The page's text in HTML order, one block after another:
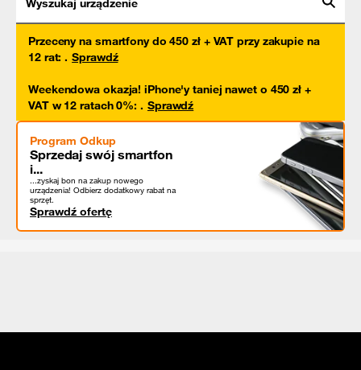
Wyszukaj urządzenie
Przeceny na smartfony do 450 zł + VAT przy zakupie na
12 rat: . Sprawdź
Weekendowa okazja! iPhone'y taniej nawet o 450 zł +
VAT w 12 ratach 0%: . Sprawdź
Program Odkup
Sprzedaj swój smartfon
i...
...zyskaj bon na zakup nowego
urządzenia! Odbierz dodatkowy rabat na
sprzęt.
Sprawdź ofertę